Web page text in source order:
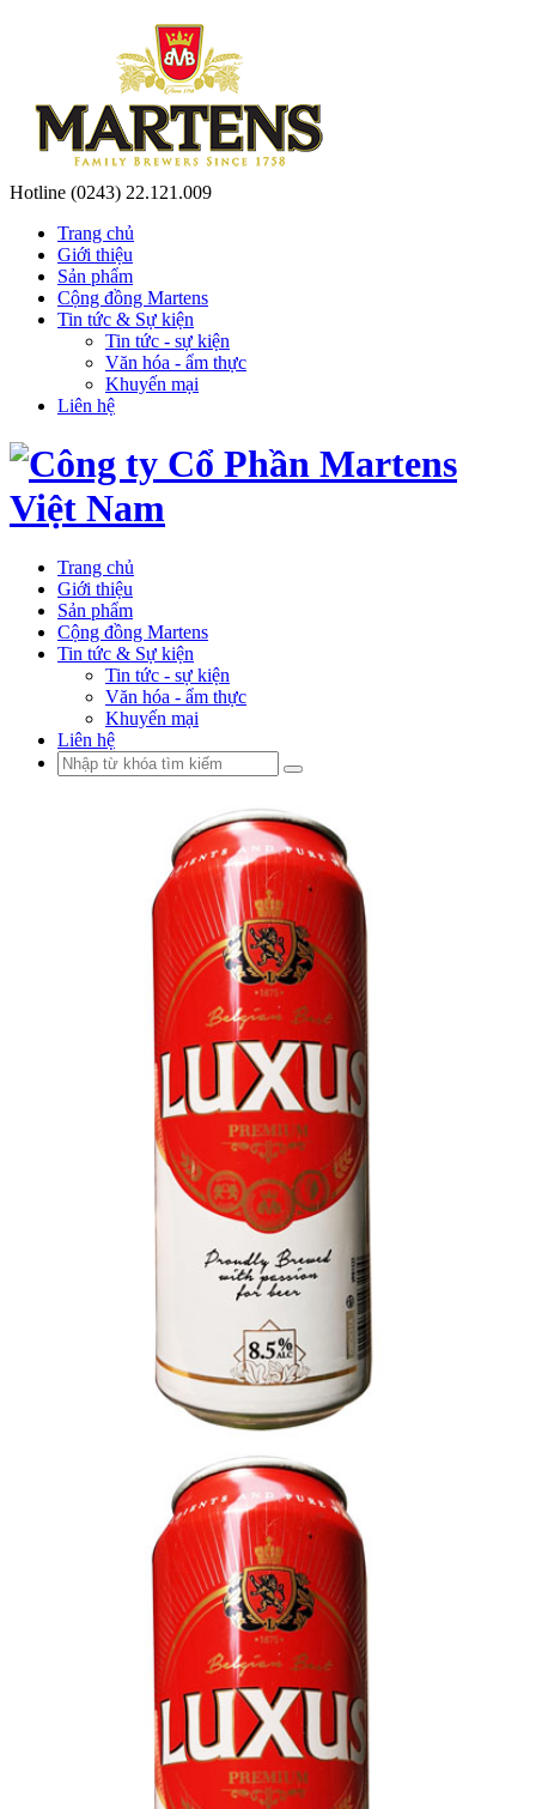
Hotline (0243) 22.121.009
Trang chủ
Giới thiệu
Sản phẩm
Cộng đồng Martens
Tin tức & Sự kiện
Tin tức - sự kiện
Văn hóa - ẩm thực
Khuyến mại
Liên hệ
Trang chủ
Giới thiệu
Sản phẩm
Cộng đồng Martens
Tin tức & Sự kiện
Tin tức - sự kiện
Văn hóa - ẩm thực
Khuyến mại
Liên hệ